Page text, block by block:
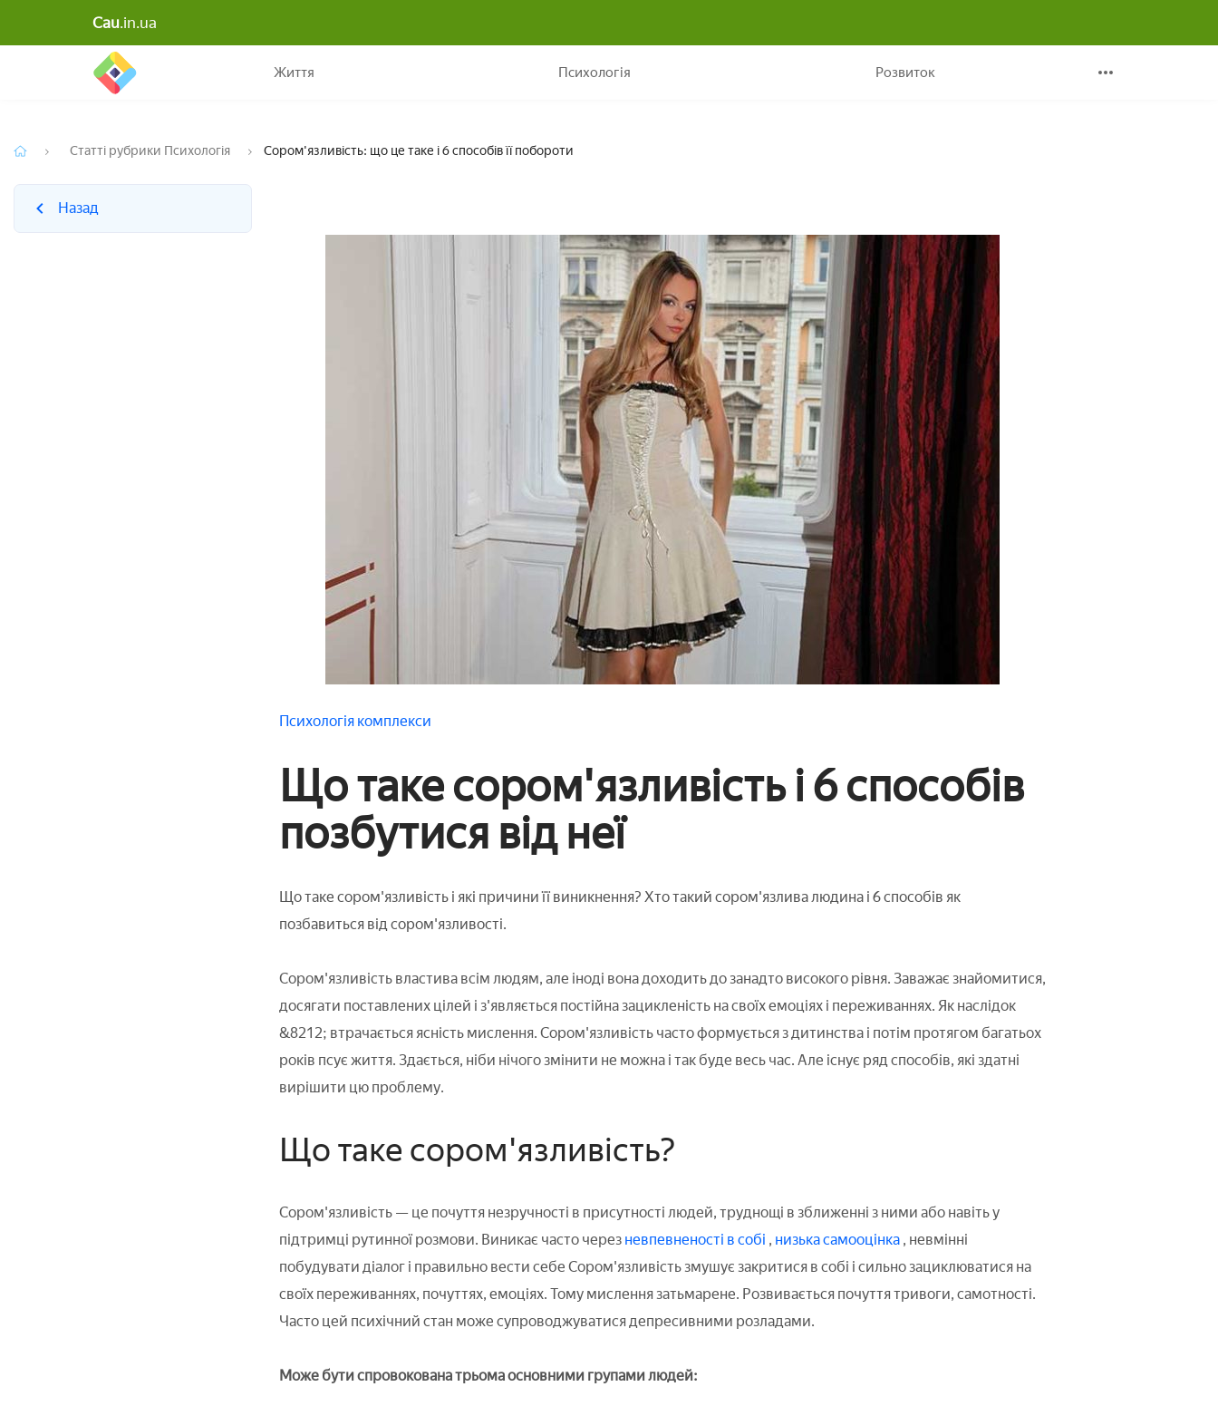
Cau.in.ua
Життя Психологія Розвиток
Назад
Статті рубрики Психологія Сором'язливість: що це таке і 6 способів її побороти
Назад
Психологія комплекси
Що таке сором'язливість і 6 способів
позбутися від неї
Що таке сором'язливість і які причини її виникнення? Хто такий сором'язлива людина і 6 способів як
позбавиться від сором'язливості.
Сором'язливість властива всім людям, але іноді вона доходить до занадто високого рівня. Заважає знайомитися,
досягати поставлених цілей і з'являється постійна зацикленість на своїх емоціях і переживаннях. Як наслідок
&8212; втрачається ясність мислення. Сором'язливість часто формується з дитинства і потім протягом багатьох
років псує життя. Здається, ніби нічого змінити не можна і так буде весь час. Але існує ряд способів, які здатні
вирішити цю проблему.
Що таке сором'язливість?
Сором'язливість — це почуття незручності в присутності людей, труднощі в зближенні з ними або навіть у
підтримці рутинної розмови. Виникає часто черезневпевненості в собі , низька самооцінка , невмінні
побудувати діалог і правильно вести себе Сором'язливість змушує закритися в собі і сильно зациклюватися на
своїх переживаннях, почуттях, емоціях. Тому мислення затьмарене. Розвивається почуття тривоги, самотності.
Часто цей психічний стан може супроводжуватися депресивними розладами.
Може бути спровокована трьома основними групами людей: